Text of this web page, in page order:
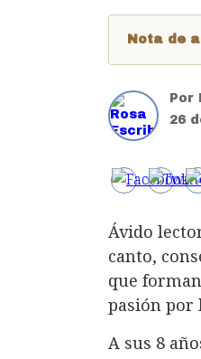
Nota de
Por
26
Ávido
canto,
que
pasión por
A sus 8